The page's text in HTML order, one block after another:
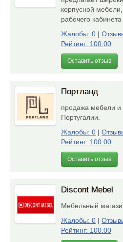
корпусной
рабочего
Жалобы: 0 |
Рейтинг: 100.00
Оставить отзыв
Портланд
продажа мебели и
Португалии.
Жалобы: 0 |
Рейтинг: 100.00
Оставить отзыв
Discont Mebel
Мебельный
Жалобы: 0 |
Рейтинг: 100.00